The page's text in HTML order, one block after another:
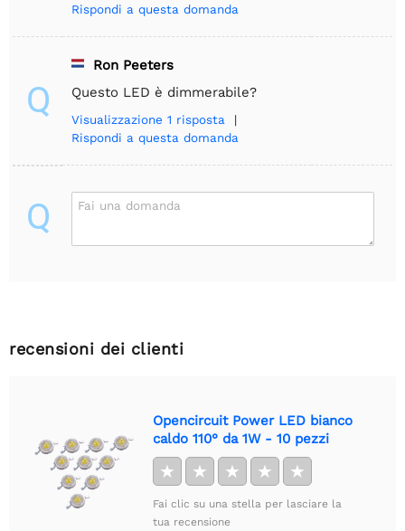
Rispondi a questa domanda
Q
Ron Peeters
Questo LED è dimmerabile?
Visualizzazione 1 risposta |
Rispondi a questa domanda
Q Fai una domanda
recensioni dei clienti
Opencircuit Power LED bianco
caldo 110° da 1W - 10 pezzi
★ ★ ★ ★ ★
Fai clic su una stella per lasciare la
tua recensione